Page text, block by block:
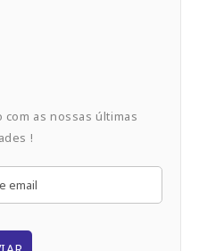
as nossas últimas
!